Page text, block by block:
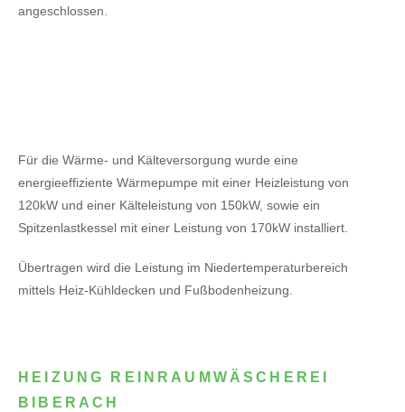
angeschlossen.
Für die Wärme- und Kälteversorgung wurde eine
energieeffiziente Wärmepumpe mit einer Heizleistung von
120kW und einer Kälteleistung von 150kW, sowie ein
Spitzenlastkessel mit einer Leistung von 170kW installiert.
Übertragen wird die Leistung im Niedertemperaturbereich
mittels Heiz-Kühldecken und Fußbodenheizung.
HEIZUNG REINRAUMWÄSCHEREI
BIBERACH